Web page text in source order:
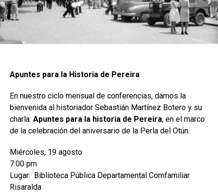
Apuntes para la Historia de Pereira
En nuestro ciclo mensual de conferencias, damos la
bienvenida al historiador Sebastián Martínez Botero y su
charla: Apuntes para la historia de Pereira, en el marco
de la celebración del aniversario de la Perla del Otún.
Miércoles, 19 agosto
7:00 pm
Lugar: Biblioteca Pública Departamental Comfamiliar
Risaralda